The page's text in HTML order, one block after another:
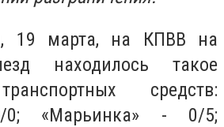
19 марта, на КПВВ на
находилось такое
средств:
0; «Марьинка» - 0/5;